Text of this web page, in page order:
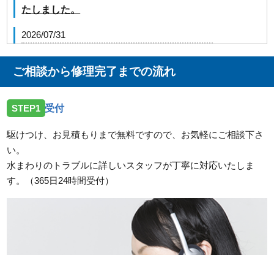
たしました。
2026/07/31
いたしました。
広島県広島市南区翠にトイレの水漏れ修理のご依頼で
広島県広島市中区東白島町にトイレのレバー故障のご
依頼でお伺いしました。
広島県広島市南区宇品御幸に洗濯蛇口の交換希望のご
ご相談から修理完了までの流れ
STEP1 受付
駆けつけ、お見積もりまで無料ですので、お気軽にご相談下さ
い。
水まわりのトラブルに詳しいスタッフが丁寧に対応いたしま
す。（365日24時間受付）